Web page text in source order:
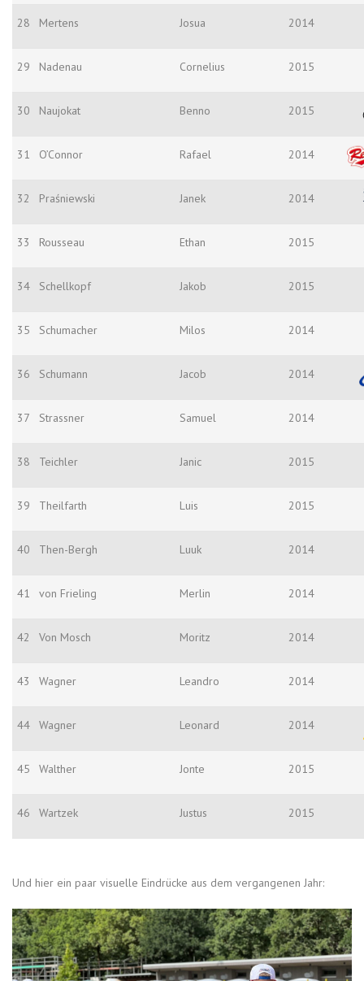
28 Mertens Josua 2014
29 Nadenau Cornelius 2015
30 Naujokat Benno 2015
31 O’Connor Rafael 2014
32 Praśniewski Janek 2014
33 Rousseau Ethan 2015
34 Schellkopf Jakob 2015
35 Schumacher Milos 2014
36 Schumann Jacob 2014
37 Strassner Samuel 2014
38 Teichler Janic 2015
39 Theilfarth Luis 2015
40 Then-Bergh Luuk 2014
41 von Frieling Merlin 2014
42 Von Mosch Moritz 2014
43 Wagner Leandro 2014
44 Wagner Leonard 2014
45 Walther Jonte 2015
46 Wartzek Justus 2015
Und hier ein paar visuelle Eindrücke aus dem vergangenen Jahr: